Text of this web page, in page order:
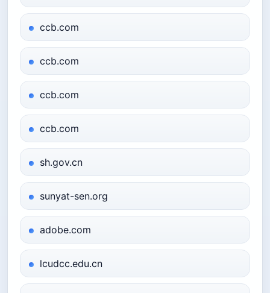
ccb.com
ccb.com
ccb.com
ccb.com
sh.gov.cn
sunyat-sen.org
adobe.com
lcudcc.edu.cn